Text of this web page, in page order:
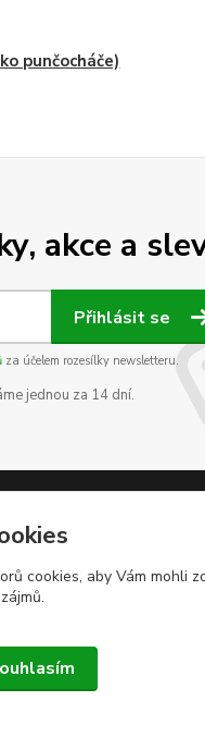
punčocháče)
akce a
Přihlásit se
za účelem rozesílky newsletteru.
jednou za 14 dní.
cookies, aby Vám mohli